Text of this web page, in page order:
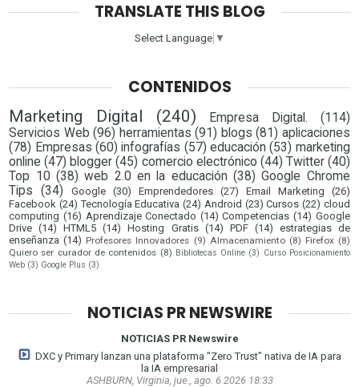
TRANSLATE THIS BLOG
Select Language ▼
CONTENIDOS
Marketing Digital (240) Empresa Digital.
(114)
Servicios Web (96) herramientas (91) blogs (81) aplicaciones
(78) Empresas (60) infografías (57) educación (53) marketing
online (47) blogger (45) comercio electrónico (44) Twitter (40)
Top 10 (38) web 2.0 en la educación (38) Google Chrome
Tips
(34) Google (30) Emprendedores (27) Email Marketing
(26)
Facebook (24) Tecnología Educativa (24) Android (23) Cursos (22) cloud
computing (16) Aprendizaje Conectado (14) Competencias (14) Google
Drive (14) HTML5 (14) Hosting Gratis (14) PDF (14) estrategias de
enseñanza (14) Profesores Innovadores (9) Almacenamiento (8) Firefox (8)
Quiero ser curador de contenidos (8) Bibliotecas Online (3) Curso Posicionamiento
Web (3) Google Plus (3)
NOTICIAS PR NEWSWIRE
NOTICIAS PR Newswire
DXC y Primary lanzan una plataforma "Zero Trust" nativa de IA para
la IA empresarial
ASHBURN, Virginia, jue., ago. 6 2026 18:33